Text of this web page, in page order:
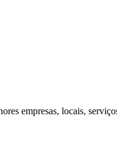
empresas, locais,